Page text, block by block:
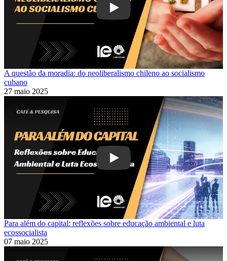
Play
A questão da moradia: do neoliberalismo chileno ao socialismo
cubano
27 maio 2025
Play
Para além do capital: reflexões sobre educação ambiental e luta
ecossocialista
07 maio 2025